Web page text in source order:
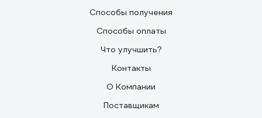
Способы получения
Способы оплаты
Что улучшить?
Контакты
О Компании
Поставщикам